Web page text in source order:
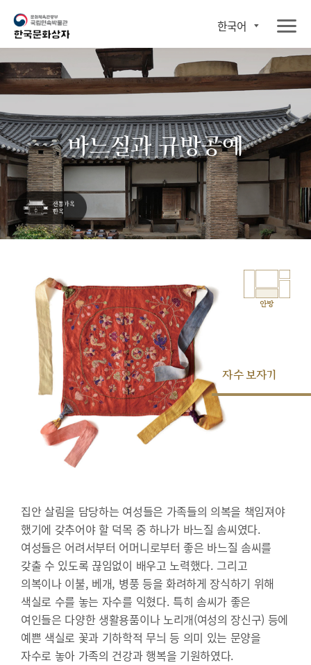
한국어
바느질과 규방공예
안방
자수 보자기
집안 살림을 담당하는 여성들은 가족들의 의복을 책임져야
했기에 갖추어야 할 덕목 중 하나가 바느질 솜씨였다.
여성들은 어려서부터 어머니로부터 좋은 바느질 솜씨를
갖출 수 있도록 끊임없이 배우고 노력했다. 그리고
의복이나 이불, 베개, 병풍 등을 화려하게 장식하기 위해
색실로 수를 놓는 자수를 익혔다. 특히 솜씨가 좋은
여인들은 다양한 생활용품이나 노리개(여성의 장신구) 등에
예쁜 색실로 꽃과 기하학적 무늬 등 의미 있는 문양을
자수로 놓아 가족의 건강과 행복을 기원하였다.